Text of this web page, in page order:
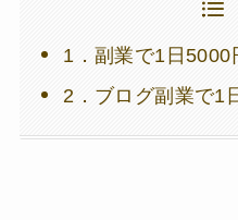
1．副業で1日5000
2．ブログ副業で1